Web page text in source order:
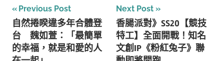
文
章
導
Previous Post
自然捲睽違多年合體登
台 魏如萱：「最簡單
的幸福，就是和愛的人
Next Post
香腸派對》SS20【競技
特工】全面開戰！知名
文創IP《粉紅兔子》聯